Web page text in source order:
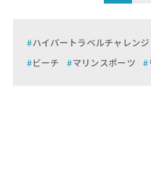
ハイパートラベルチャレンジ
ビーチ
マリンスポーツ